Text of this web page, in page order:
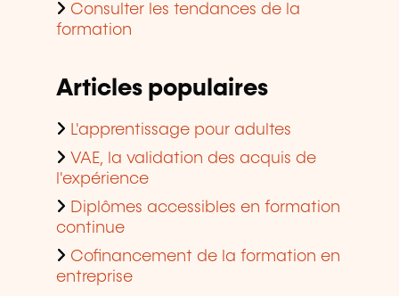
Consulter les tendances de la
formation
Articles populaires
L'apprentissage pour adultes
VAE, la validation des acquis de
l'expérience
Diplômes accessibles en formation
continue
Cofinancement de la formation en
entreprise